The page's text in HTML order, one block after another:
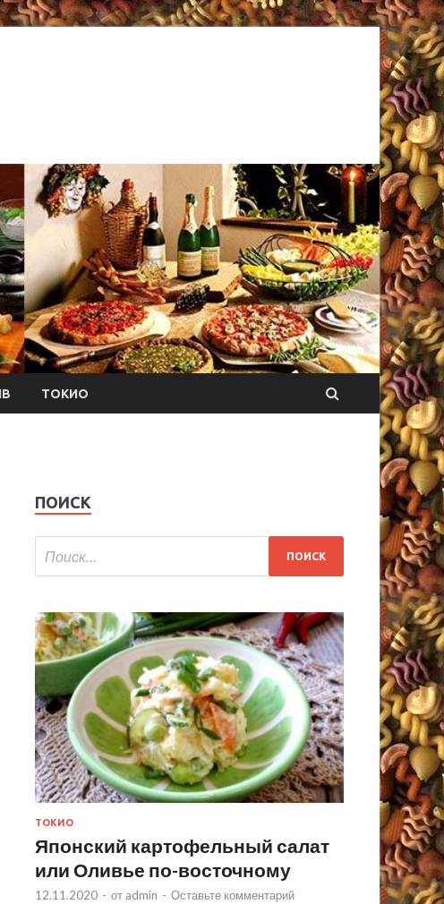
ТОКИО
ПОИСК
ТОКИО
Японский картофельный салат
или Оливье по-восточному
12.11.2020 - от admin - Оставьте комментарий